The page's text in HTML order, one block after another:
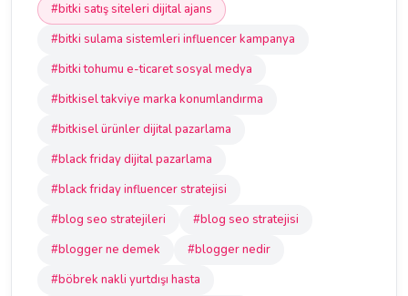
#bitki satış siteleri dijital ajans
#bitki sulama sistemleri influencer kampanya
#bitki tohumu e-ticaret sosyal medya
#bitkisel takviye marka konumlandırma
#bitkisel ürünler dijital pazarlama
#black friday dijital pazarlama
#black friday influencer stratejisi
#blog seo stratejileri
#blog seo stratejisi
#blogger ne demek
#blogger nedir
#böbrek nakli yurtdışı hasta